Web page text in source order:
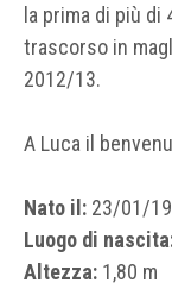
la prima di più di
trascorso in
2012/13.
A Luca il
Nato il: 23/01/
Luogo di
Altezza: 1,80 m